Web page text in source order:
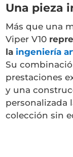
Una pieza
Más que una
Viper V10
la ingeniería
Su
prestaciones
y una
personalizada
colección sin